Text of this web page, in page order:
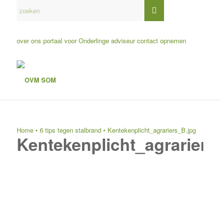
over ons portaal voor Onderlinge adviseur contact opnemen
Home• 6 tips tegen stalbrand• Kentekenplicht_agrariers_B.jpg